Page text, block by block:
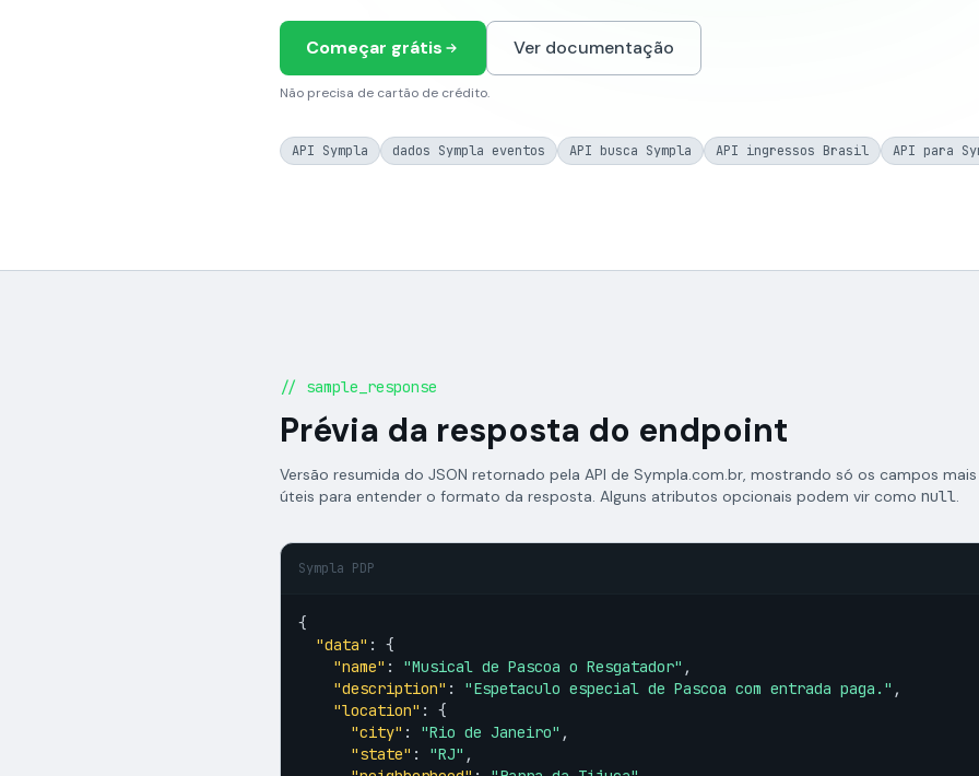
Começar grátis Ver documentação
Não precisa de cartão de crédito.
API Sympla dados Sympla eventos API busca Sympla API ingressos Brasil API para
// sample_response
Prévia da resposta do endpoint
Versão resumida do JSON retornado pela API de Sympla.com.br, mostrando só os campos mais
úteis para entender o formato da resposta. Alguns atributos opcionais podem vir como null.
Sympla PDP
{
"data" : {
"name" : "Musical de Pascoa o Resgatador" ,
"description" : "Espetaculo especial de Pascoa com entrada paga." ,
"location" : {
"city" : "Rio de Janeiro" ,
"state" : "RJ" ,